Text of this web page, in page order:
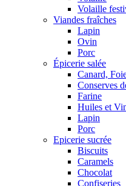
Volaille
Viandes fraîches
Lapin
Ovin
Porc
Épicerie salée
Canard,
Conserves
Farine
Huiles et
Lapin
Porc
Epicerie sucrée
Biscuits
Caramels
Chocolat
Confiseries